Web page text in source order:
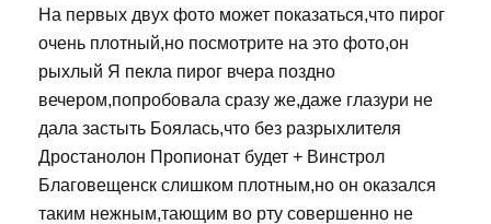
На первых двух фото может показаться,что пирог
очень плотный,но посмотрите на это фото,он
рыхлый Я пекла пирог вчера поздно
вечером,попробовала сразу же,даже глазури не
дала застыть Боялась,что без разрыхлителя
Дростанолон Пропионат будет + Винстрол
Благовещенск слишком плотным,но он оказался
таким нежным,тающим во рту совершенно не